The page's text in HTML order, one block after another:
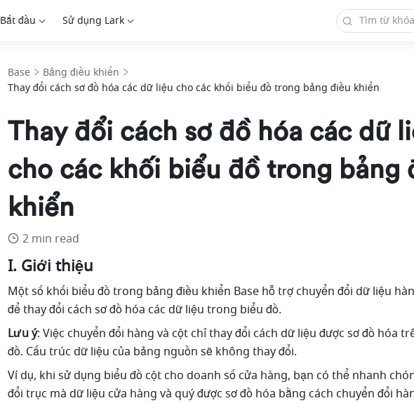
Bắt đầu Sử dụng Lark
Base
Bảng điều khiển
Thay đổi cách sơ đồ hóa các dữ liệu cho các khối biểu đồ trong bảng điều khiển
Thay đổi cách sơ đồ hóa các dữ
cho các khối biểu đồ trong bảng
khiển
2 min read
I. Giới thiệu
Một số khối biểu đồ trong bảng điều khiển Base hỗ trợ chuyển đổi dữ liệu
để thay đổi cách sơ đồ hóa các dữ liệu trong biểu đồ.
Lưu ý: Việc chuyển đổi hàng và cột chỉ thay đổi cách dữ liệu được sơ đồ hóa
đồ. Cấu trúc dữ liệu của bảng nguồn sẽ không thay đổi.
Ví dụ, khi sử dụng biểu đồ cột cho doanh số cửa hàng, bạn có thể nhanh
đổi trục mà dữ liệu cửa hàng và quý được sơ đồ hóa bằng cách chuyển đổi